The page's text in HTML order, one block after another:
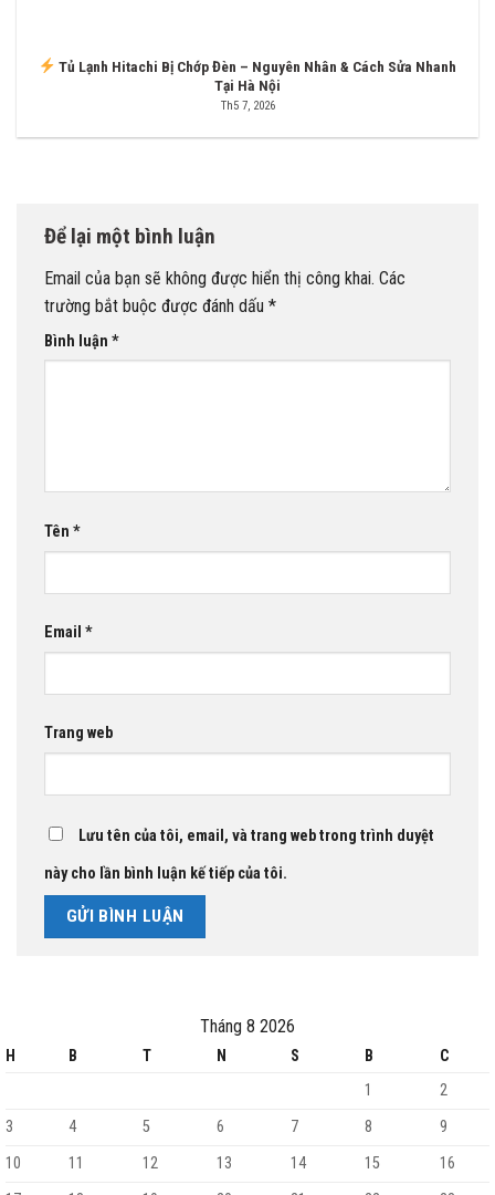
Tủ Lạnh Hitachi Bị Chớp Đèn – Nguyên Nhân & Cách Sửa Nhanh
Tại Hà Nội
Th5 7, 2026
Để lại một bình luận
Email của bạn sẽ không được hiển thị công khai. Các
trường bắt buộc được đánh dấu *
Bình luận *
Tên *
Email *
Trang web
Lưu tên của tôi, email, và trang web trong trình duyệt
này cho lần bình luận kế tiếp của tôi.
Tháng 8 2026
H B T N S B
C
1
2
3
4 5 6 7 8
9
10
11 12 13 14 15
16